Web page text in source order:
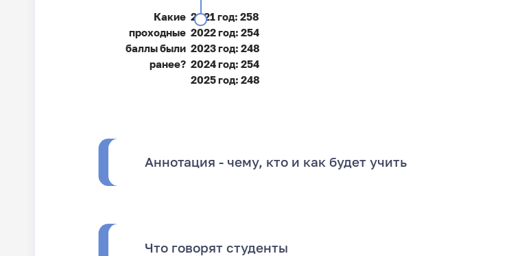
Какие
проходные
баллы были
ранее?
2021 год: 258
2022 год: 254
2023 год: 248
2024 год: 254
2025 год: 248
Аннотация - чему, кто и как будет учить
Что говорят студенты